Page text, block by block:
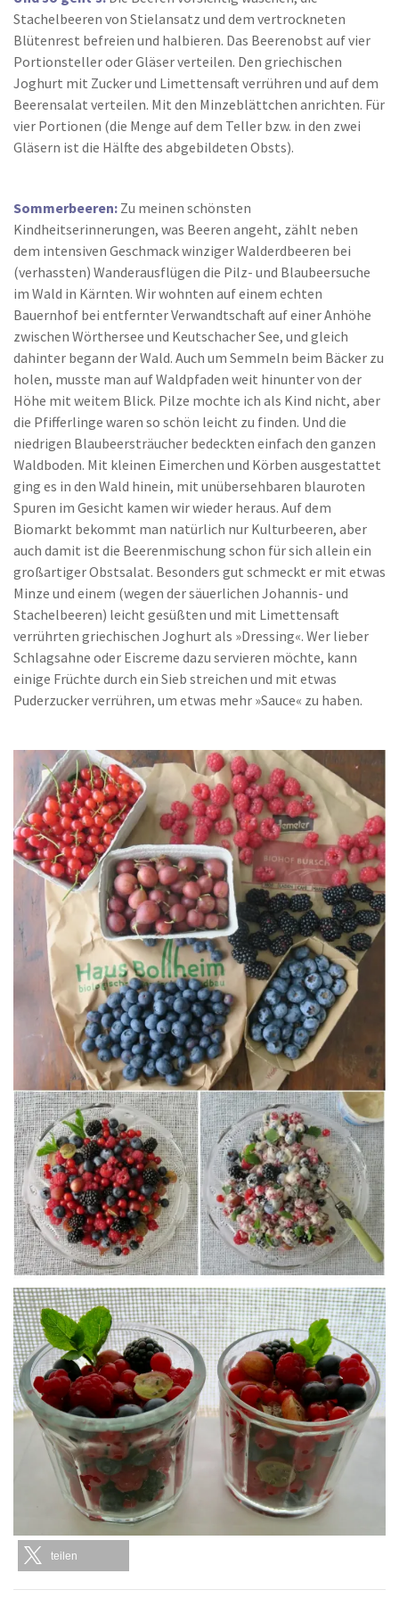
Stachelbeeren von Stielansatz und dem vertrockneten
Blütenrest befreien und halbieren. Das Beerenobst auf vier
Portionsteller oder Gläser verteilen. Den griechischen
Joghurt mit Zucker und Limettensaft verrühren und auf dem
Beerensalat verteilen. Mit den Minzeblättchen anrichten. Für
vier Portionen (die Menge auf dem Teller bzw. in den zwei
Gläsern ist die Hälfte des abgebildeten Obsts).
Sommerbeeren: Zu meinen schönsten
Kindheitserinnerungen, was Beeren angeht, zählt neben
dem intensiven Geschmack winziger Walderdbeeren bei
(verhassten) Wanderausflügen die Pilz- und Blaubeersuche
im Wald in Kärnten. Wir wohnten auf einem echten
Bauernhof bei entfernter Verwandtschaft auf einer Anhöhe
zwischen Wörthersee und Keutschacher See, und gleich
dahinter begann der Wald. Auch um Semmeln beim Bäcker zu
holen, musste man auf Waldpfaden weit hinunter von der
Höhe mit weitem Blick. Pilze mochte ich als Kind nicht, aber
die Pfifferlinge waren so schön leicht zu finden. Und die
niedrigen Blaubeersträucher bedeckten einfach den ganzen
Waldboden. Mit kleinen Eimerchen und Körben ausgestattet
ging es in den Wald hinein, mit unübersehbaren blauroten
Spuren im Gesicht kamen wir wieder heraus. Auf dem
Biomarkt bekommt man natürlich nur Kulturbeeren, aber
auch damit ist die Beerenmischung schon für sich allein ein
großartiger Obstsalat. Besonders gut schmeckt er mit etwas
Minze und einem (wegen der säuerlichen Johannis- und
Stachelbeeren) leicht gesüßten und mit Limettensaft
verrührten griechischen Joghurt als »Dressing«. Wer lieber
Schlagsahne oder Eiscreme dazu servieren möchte, kann
einige Früchte durch ein Sieb streichen und mit etwas
Puderzucker verrühren, um etwas mehr »Sauce« zu haben.
teilen